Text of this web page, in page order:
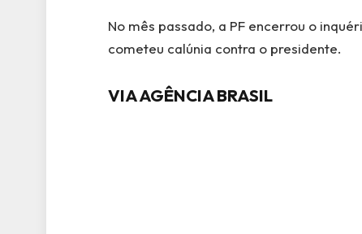
No mês passado, a PF encerrou o
cometeu calúnia contra o presidente.
VIA AGÊNCIA BRASIL